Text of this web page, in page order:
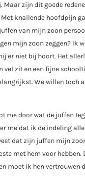
Maar zijn dit goede
knallende hoofdpijn
van mijn zoon
mijn zoon zeggen? Ik
er niet bij hoort. Het
vel zit en een fijne
We willen toch
me door wat de juffen
me dat ik de indeling
dat zijn juffen mijn
met hem voor
moet ik hen vertrouwen